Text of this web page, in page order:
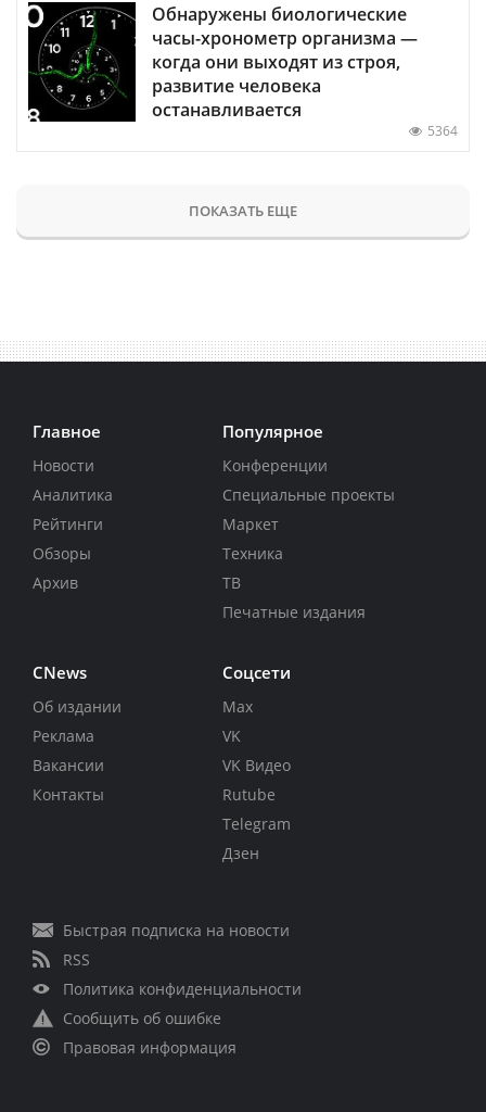
Обнаружены биологические
часы-хронометр организма —
когда они выходят из строя,
развитие человека
останавливается
5364
ПОКАЗАТЬ ЕЩЕ
Главное
Новости
Аналитика
Рейтинги
Обзоры
Архив
Популярное
Конференции
Специальные проекты
Маркет
Техника
ТВ
Печатные издания
CNews
Об издании
Реклама
Вакансии
Контакты
Соцсети
Max
VK
VK Видео
Rutube
Telegram
Дзен
Быстрая подписка на новости
RSS
Политика конфиденциальности
Сообщить об ошибке
Правовая информация